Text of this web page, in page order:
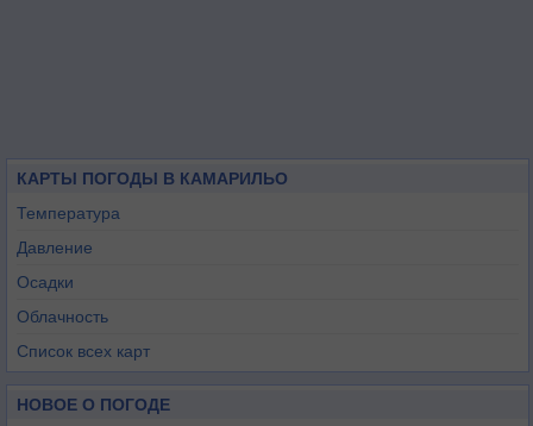
КАРТЫ ПОГОДЫ В КАМАРИЛЬО
Температура
Давление
Осадки
Облачность
Список всех карт
НОВОЕ О ПОГОДЕ